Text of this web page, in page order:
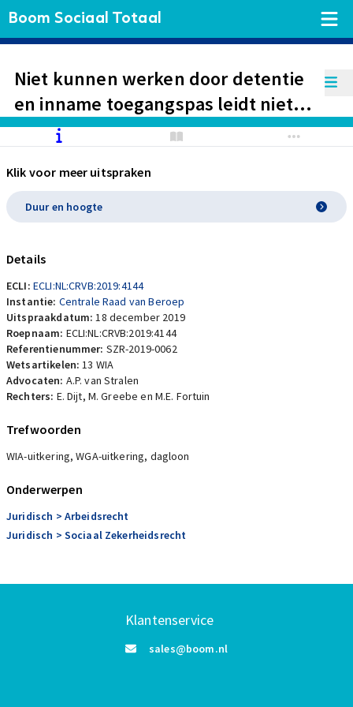
Boom Sociaal Totaal
Niet kunnen werken door detentie
en inname toegangspas leidt niet
tot afwijkende berekening dagloon.
Klik voor meer uitspraken
Duur en hoogte
Details
ECLI: ECLI:NL:CRVB:2019:4144
Instantie: Centrale Raad van Beroep
Uitspraakdatum:18 december 2019
Roepnaam: ECLI:NL:CRVB:2019:4144
Referentienummer: SZR-2019-0062
Wetsartikelen:13 WIA
Advocaten: A.P. van Stralen
Rechters: E. Dijt, M. Greebe en M.E. Fortuin
Trefwoorden
WIA-uitkering, WGA-uitkering, dagloon
Onderwerpen
Juridisch > Arbeidsrecht
Juridisch > Sociaal Zekerheidsrecht
Klantenservice
sales@boom.nl